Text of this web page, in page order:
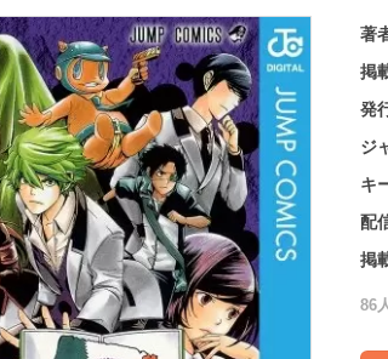
著
掲
発
ジ
キ
配
掲
86